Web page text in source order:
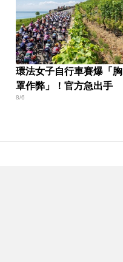
環法女子自行車賽爆「胸
罩作弊」！官方急出手
8/6